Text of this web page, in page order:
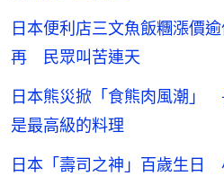
日本便利店三文魚飯糰漲價
再 民眾叫苦連天
日本熊災掀「食熊肉風潮」
是最高級的料理
日本「壽司之神」百歲生日